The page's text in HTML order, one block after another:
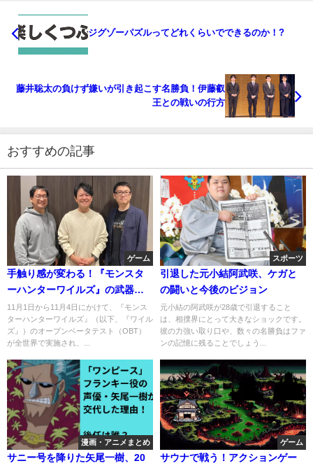
ジグゾーパズルってどれくらいでできるのか！?
藤井聡太の負けず嫌いが引き起こす名勝負！伊藤叡
王との戦いの行方
おすすめの記事
ゲーム
手触り感が変わる！『モンスタ
ーハンターワイルズ』の武器調
整とプレイヤーの声
11月1日から11月4日にかけて、『モンス
ターハンターワイルズ』（以下、『ワイル
ズ』）のオープンベータテスト（OBT）
が全世界で実施され、...
スポーツ
引退した元小結阿武咲、ケガと
の闘いと今後のビジョン
元小結の阿武咲が28歳で引退すること
は、相撲界にとって大きなショックです。
彼の力強い取り口や、数々の名勝負はファ
ンの記憶に残ることでしょう...
漫画・アニメまとめ
サニー号を降りた矢尾一樹、20
ゲーム
サウナで戦う！アクションゲー